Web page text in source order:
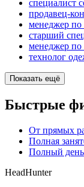
специалист
продавец-
менеджер по
старший
менеджер по
технолог
Показать ещё
Быстрые
От прямых
Полная
Полный день
HeadHunter